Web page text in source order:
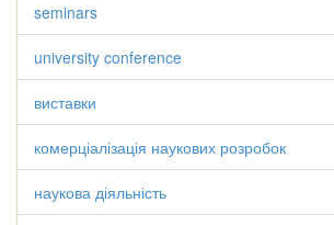
seminars
university conference
виставки
комерціалізація наукових розробок
наукова діяльність